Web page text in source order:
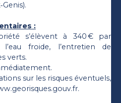
:
s’élèvent à 340 € par
froide, l’entretien de
verts.
sur les risques éventuels,